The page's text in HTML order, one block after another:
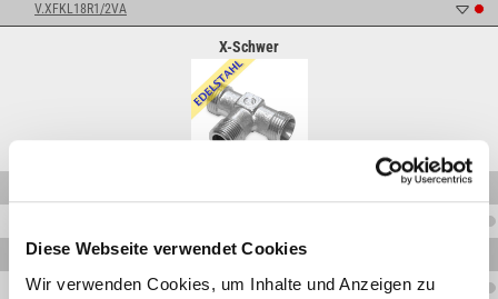
Diese Webseite verwendet Cookies
Wir verwenden Cookies, um Inhalte und Anzeigen zu
V.XFKL18R1/2VA
X-Schwer
V.XFKS10R3/8VA
V.XFKS12R1/2VA